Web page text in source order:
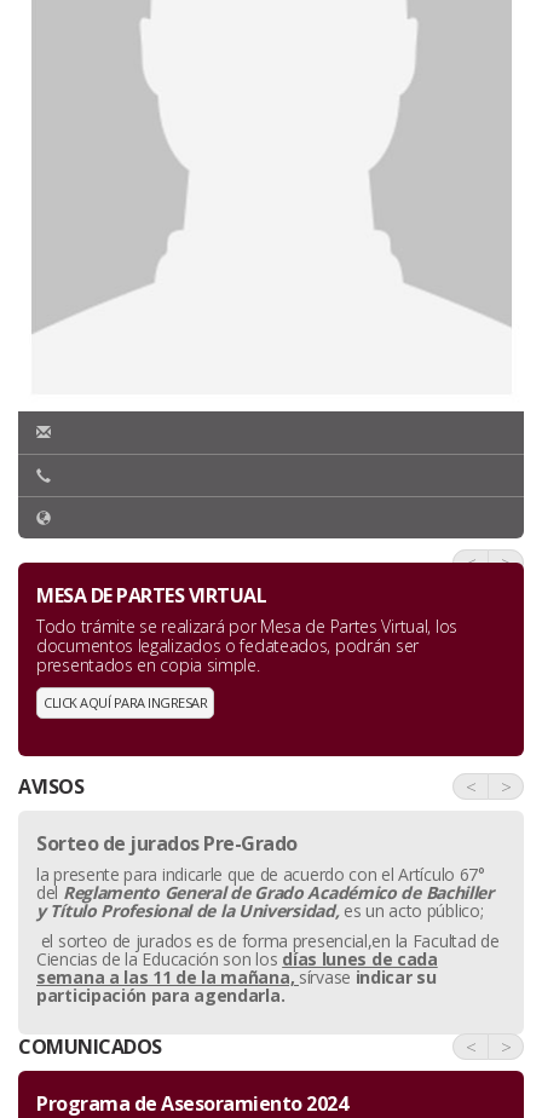
< >
MESA DE PARTES VIRTUAL
Todo trámite se realizará por Mesa de Partes Virtual, los
documentos legalizados o fedateados, podrán ser
presentados en copia simple.
CLICK AQUÍ PARA INGRESAR
AVISOS < >
Sorteo de jurados Pre-Grado
la presente para indicarle que de acuerdo con el Artículo 67°
del Reglamento General de Grado Académico de Bachiller
yTítulo Profesional de la Universidad, es un acto público;
el sorteo de jurados es de forma presencial,en la Facultad de
Ciencias de la Educación son los días lunes de cada
semana a las 11 de la mañana, sírvase indicar su
participación para agendarla.
COMUNICADOS < >
Programa de Asesoramiento 2024